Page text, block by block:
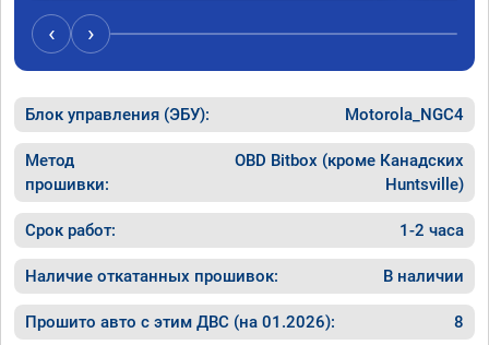
который изменил код, далее Даниил за 30
сек залил его в мозги.
проехал уже 100 км ошибка не появилась,
хотя раньше после сброса ошибке
выскакивал ошибка через 20км.
работой доволен.
в
за 60,
он
По
‹ ›
Блок управления (ЭБУ): Motorola_NGC4
Метод
прошивки:
OBD Bitbox (кроме Канадских
Huntsville)
Срок работ: 1-2 часа
Наличие откатанных прошивок: В наличии
Прошито авто с этим ДВС (на 01.2026): 8